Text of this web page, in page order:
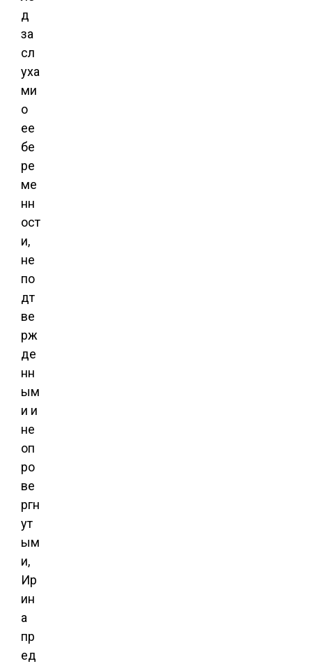
д
за
сл
уха
ми
о
ее
бе
ре
ме
нн
ост
и,
не
по
дт
ве
рж
де
нн
ым
и и
не
оп
ро
ве
ргн
ут
ым
и,
Ир
ин
а
пр
ед